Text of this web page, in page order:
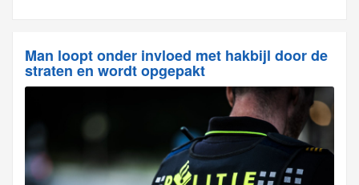
Man loopt onder invloed met hakbijl door de
straten en wordt opgepakt